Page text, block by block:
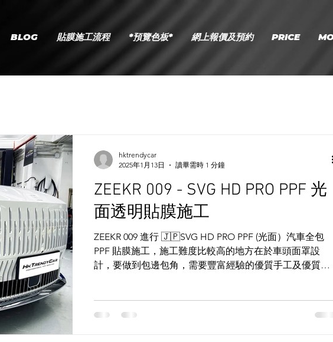
BLOG 貼膜施工流程 *預覽色板* 網上報價及預約 PRICE
ZEEKR 009 - SVG HD PRO PPF 光
面透明貼膜施工
ZEEKR 009 進行 🇯🇵SVG HD PRO PPF (光面）汽車全包
PPF 貼膜施工，施工難度比較高的地方在於車頭面罩設
計，要做到包邊包角，需要豐富經驗的優質手工及優質膜
hktrendycar
2025年1月13日
讀畢需時 1 分鐘